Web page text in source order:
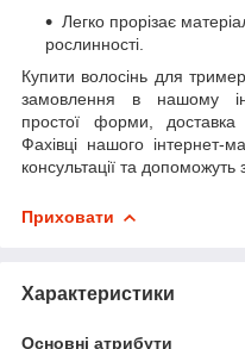
Легко прорізає
рослинності.
Купити волосінь для
замовлення в нашому
простої форми, доставка
Фахівці нашого інтернет-
консультації та
Приховати
Характеристики
Основні атрибути